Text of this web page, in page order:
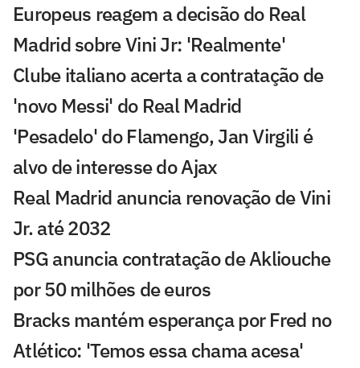
Europeus reagem a decisão do Real
Madrid sobre Vini Jr: 'Realmente'
Clube italiano acerta a contratação de
'novo Messi' do Real Madrid
'Pesadelo' do Flamengo, Jan Virgili é
alvo de interesse do Ajax
Real Madrid anuncia renovação de Vini
Jr. até 2032
PSG anuncia contratação de Akliouche
por 50 milhões de euros
Bracks mantém esperança por Fred no
Atlético: 'Temos essa chama acesa'